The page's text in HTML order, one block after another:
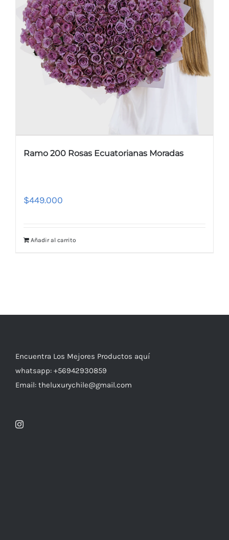
Ramo 200 Rosas Ecuatorianas Moradas
$449.000
Añadir al carrito
Encuentra Los Mejores Productos aquí
whatsapp: +56942930859
Email: theluxurychile@gmail.com